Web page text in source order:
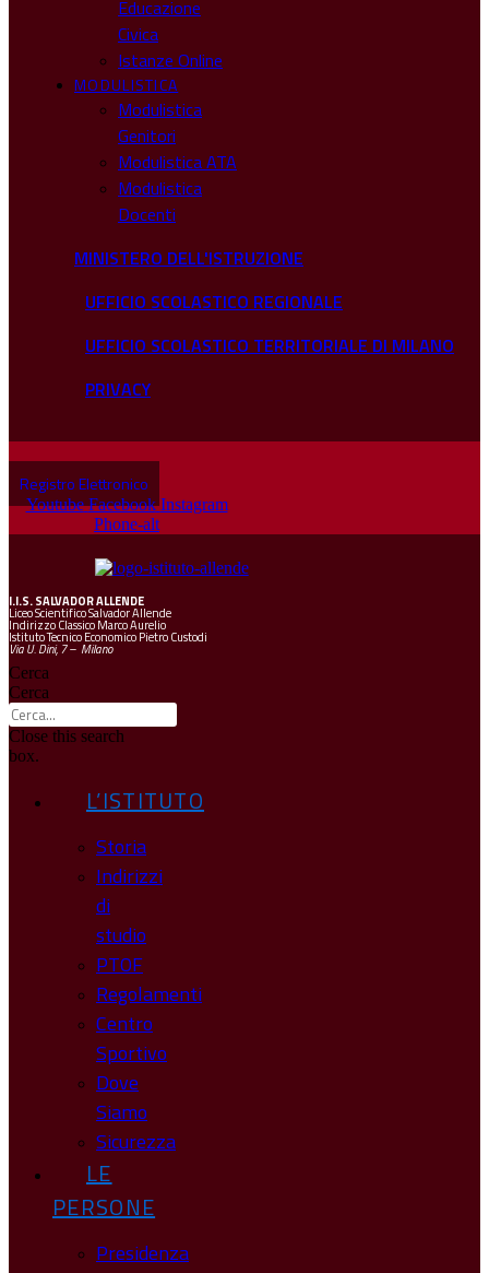
Educazione
Civica
Istanze Online
MODULISTICA
Modulistica
Genitori
Modulistica ATA
Modulistica
Docenti
MINISTERO DELL'ISTRUZIONE
UFFICIO SCOLASTICO REGIONALE
UFFICIO SCOLASTICO TERRITORIALE DI MILANO
PRIVACY
Registro Elettronico
Youtube Facebook Instagram
Phone-alt
I.I.S.SALVADOR ALLENDE
Liceo Scientifico Salvador Allende
Indirizzo Classico Marco Aurelio
Istituto Tecnico Economico Pietro Custodi
Via U. Dini, 7 – Milano
Cerca
Cerca
Close this search
box.
L’ISTITUTO
Storia
Indirizzi
di
studio
PTOF
Regolamenti
Centro
Sportivo
Dove
Siamo
Sicurezza
LE
PERSONE
Presidenza